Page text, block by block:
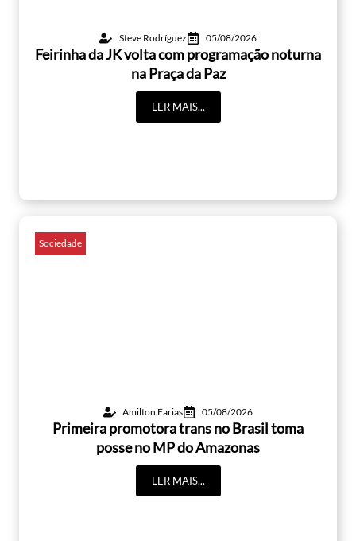
Steve Rodríguez 05/08/2026
Feirinha da JK volta com programação noturna
na Praça da Paz
LER MAIS...
Sociedade
Amilton Farias 05/08/2026
Primeira promotora trans no Brasil toma
posse no MP do Amazonas
LER MAIS...